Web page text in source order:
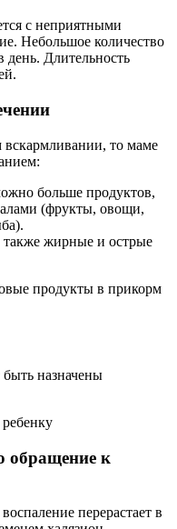
с неприятными
Небольшое количество
день. Длительность
вскармливании, то маме
больше продуктов,
(фрукты, овощи,
также жирные и острые
продукты в прикорм
назначены
обращение к
перерастает в